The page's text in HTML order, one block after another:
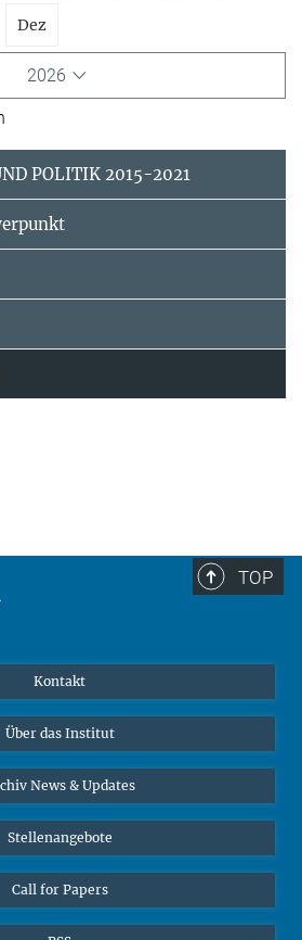
Dez
2026
POLITIK 2015-2021
TOP
"Diversity"
Kontakt
Über das Institut
News & Updates
Stellenangebote
Call for Papers